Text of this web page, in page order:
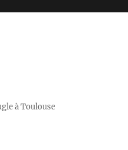
à Toulouse